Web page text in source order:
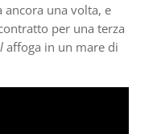
ancora una volta, e
per una terza
affoga in un mare di